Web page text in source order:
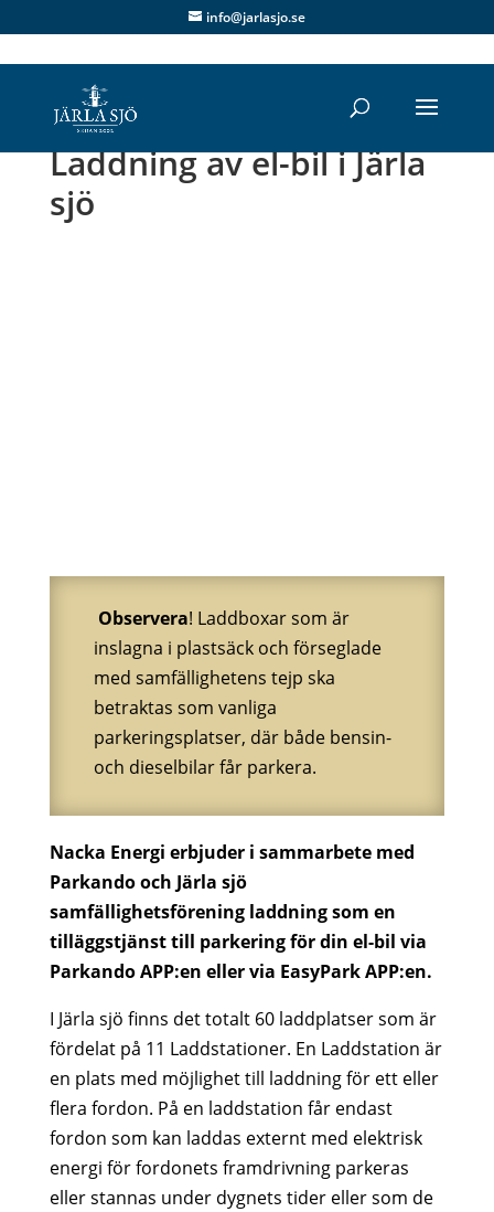
info@jarlasjo.se
Laddning av el-bil i Järla
sjö
Observera! Laddboxar som är
inslagna i plastsäck och förseglade
med samfällighetens tejp ska
betraktas som vanliga
parkeringsplatser, där både bensin-
och dieselbilar får parkera.
Nacka Energi erbjuder i sammarbete med
Parkando och Järla sjö
samfällighetsförening laddning som en
tilläggstjänst till parkering för din el-bil via
Parkando APP:en eller via EasyPark APP:en.
I Järla sjö finns det totalt 60 laddplatser som är
fördelat på 11 Laddstationer. En Laddstation är
en plats med möjlighet till laddning för ett eller
flera fordon. På en laddstation får endast
fordon som kan laddas externt med elektrisk
energi för fordonets framdrivning parkeras
eller stannas under dygnets tider eller som de